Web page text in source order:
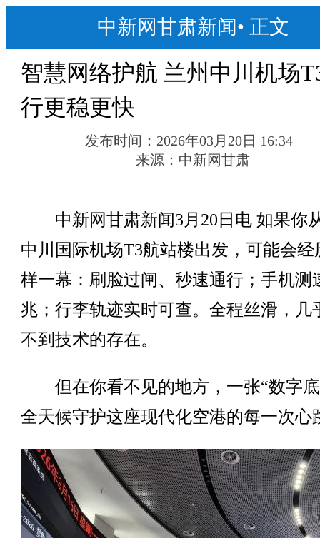
中新网甘肃新闻• 正文
智慧网络护航 兰州中川机场
行更稳更快
发布时间： 2026年03月20日 16:34
来源： 中新网甘肃
中新网甘肃新闻3月20日电 如果你
中川国际机场T3航站楼出发，可能会经
样一幕：刷脸过闸、秒速通行；手机测
兆；行李轨迹实时可查。全程丝滑，几
不到技术的存在。
但在你看不见的地方，一张“数字底
全天候守护这座现代化空港的每一次心